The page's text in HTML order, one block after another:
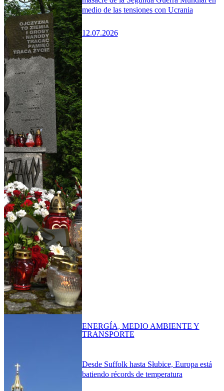
medio de las tensiones con Ucrania
12.07.2026
Desde Suffolk hasta Słubice, Europa está
batiendo récords de temperatura
ENERGÍA, MEDIO AMBIENTE Y
TRANSPORTE